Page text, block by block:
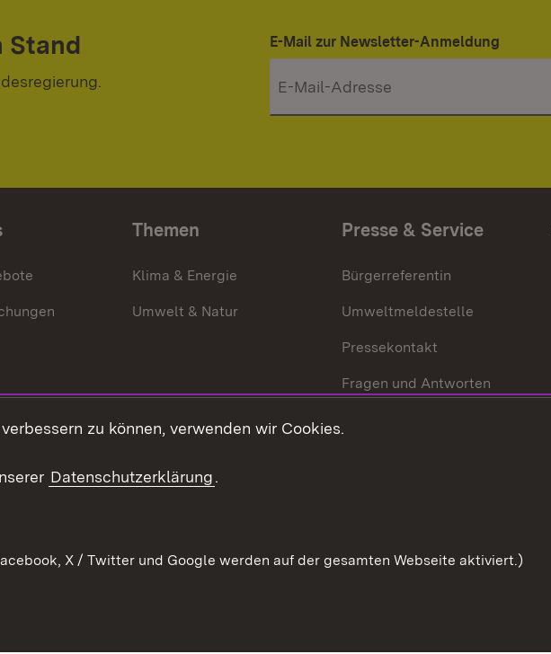
Stand E-Mail zur Newsletter-Anmeldung
Themen
Klima & Energie
Umwelt & Natur
Presse & Service
Bürgerreferentin
Umweltmeldestelle
Pressekontakt
Fragen und Antworten
zu können, verwenden wir Cookies.
Datenschutzerklärung.
X / Twitter und Google werden auf der gesamten Webseite aktiviert.)